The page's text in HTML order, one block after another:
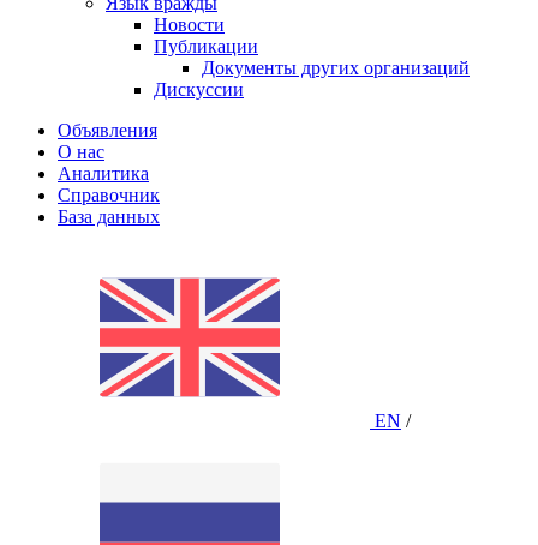
Новости
Публикации
Документы других организаций
Дискуссии
Объявления
О нас
Аналитика
Справочник
База данных
EN /